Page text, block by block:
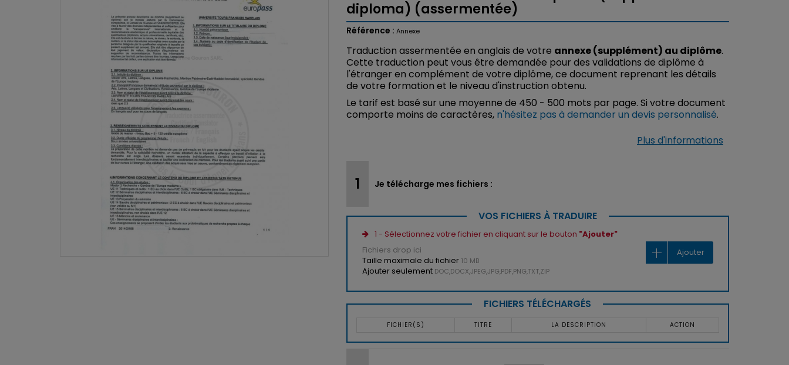
diploma) (assermentée)
Référence : Annexe
Traduction assermentée en anglais de votre annexe (supplément) au diplôme.
Cette traduction peut vous être demandée pour des validations de diplôme à
l'étranger en complément de votre diplôme, ce document reprenant les détails
de votre formation et le niveau d'instruction obtenu.
Le tarif est basé sur une moyenne de 450 - 500 mots par page. Si votre document
comporte moins de caractères, n'hésitez pas à demander un devis personnalisé.
Plus d'informations
Je télécharge mes fichiers :
VOS FICHIERS À TRADUIRE
1 - Sélectionnez votre fichier en cliquant sur le bouton "Ajouter"
Fichiers drop ici
Taille maximale du fichier 10 MB
Ajouter seulement DOC,DOCX,JPEG,JPG,PDF,PNG,TXT,ZIP
Ajouter
FICHIERS TÉLÉCHARGÉS
FICHIER(S) TITRE LA DESCRIPTION ACTION